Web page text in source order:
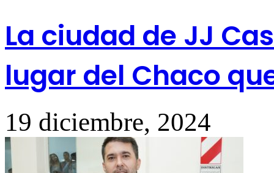
La ciudad de JJ
lugar del Chaco
19 diciembre, 2024